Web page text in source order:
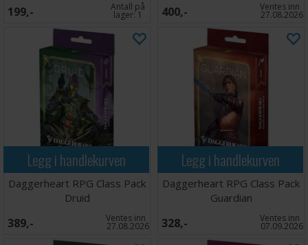
199,- Antall på
lager:1 400,- Ventes inn
27.08.2026
Legg i handlekurven
Daggerheart RPG Class Pack
Druid
389,- Ventes inn
27.08.2026
Legg i handlekurven
Daggerheart RPG Class Pack
Guardian
328,- Ventes inn
07.09.2026